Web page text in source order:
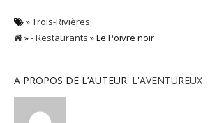
»Trois-Rivières
»- Restaurants » Le Poivre noir
A PROPOS DE L’AUTEUR: L'AVENTUREUX